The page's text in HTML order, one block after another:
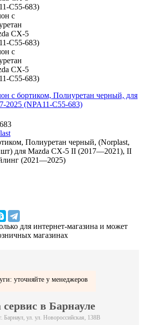
Полиуретан черный, (Norplast,
шт) для Mazda CX-5 II (2017—2021), II
(2021—2025)
для интернет-магазина и может
магазинах
уточняйте у менеджеров
в Барнауле
Барнаул, ул. ул. Новороссийская, 138В